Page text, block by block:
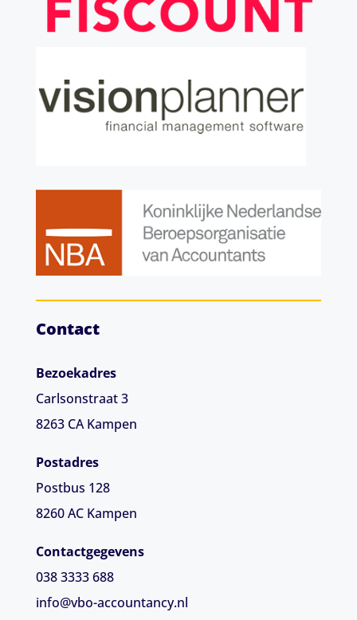
Contact
Bezoekadres
Carlsonstraat 3
8263 CA Kampen
Postadres
Postbus 128
8260 AC Kampen
Contactgegevens
038 3333 688
info@vbo-accountancy.nl